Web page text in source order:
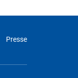
Presse